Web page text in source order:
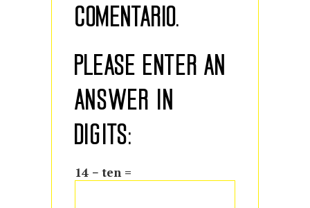
COMENTARIO.
PLEASE ENTER AN
ANSWER IN
DIGITS:
14 − ten =